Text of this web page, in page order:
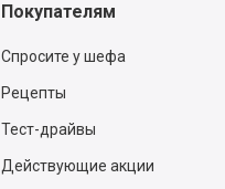
Покупателям
Спросите у шефа
Рецепты
Тест-драйвы
Действующие акции